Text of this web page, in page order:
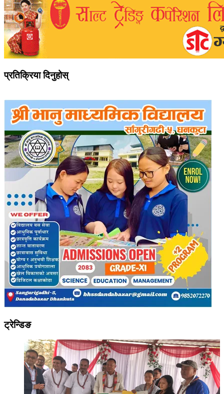
प्रतिक्रिया दिनुहोस्
ट्रेन्डिङ